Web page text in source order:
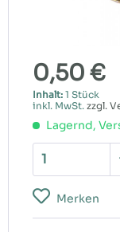
0,50 €
Inhalt: 1 Stück
inkl. MwSt. zzgl.
Lagernd,
Merken